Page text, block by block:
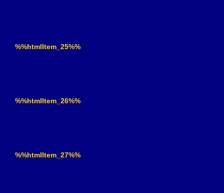
%%htmlItem_25%%
%%htmlItem_26%%
%%htmlItem_27%%